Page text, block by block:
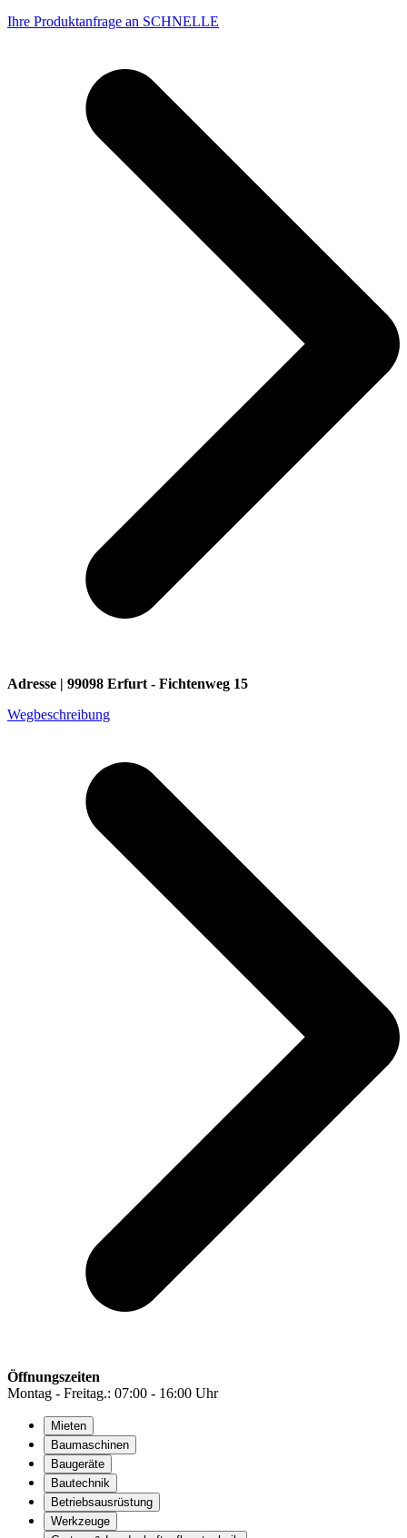
Ihre Produktanfrage an SCHNELLE
Adresse | 99098 Erfurt - Fichtenweg 15
Wegbeschreibung
Öffnungszeiten
Montag - Freitag.: 07:00 - 16:00 Uhr
Mieten
Baumaschinen
Baugeräte
Bautechnik
Betriebsausrüstung
Werkzeuge